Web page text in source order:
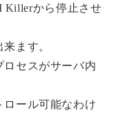
Killerから停止させ
ます。
セスがサーバ内
ール可能なわけ